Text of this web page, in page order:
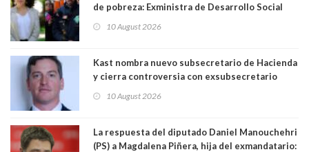
de pobreza: Exministra de Desarrollo Social
califican como "gravísima e irresponsable"
10 August 2026
Kast nombra nuevo subsecretario de Hacienda
y cierra controversia con exsubsecretario
10 August 2026
La respuesta del diputado Daniel Manouchehri
(PS) a Magdalena Piñera, hija del exmandatario: